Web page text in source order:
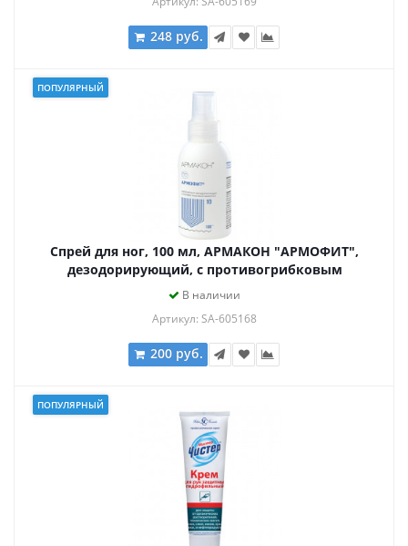
248 руб.
ПОПУЛЯРНЫЙ
Спрей для ног, 100 мл, АРМАКОН "АРМОФИТ",
дезодорирующий, с противогрибковым
эффектом, 1178
В наличии
Артикул: SA-605168
200 руб.
ПОПУЛЯРНЫЙ